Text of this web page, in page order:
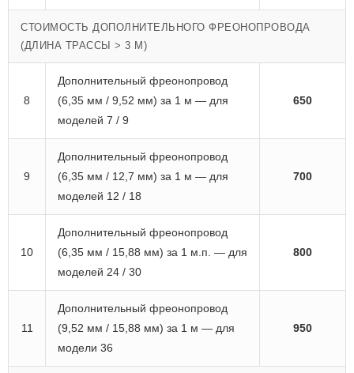
СТОИМОСТЬ ДОПОЛНИТЕЛЬНОГО ФРЕОНОПРОВОДА
(ДЛИНА ТРАССЫ > 3 М)
8
Дополнительный фреонопровод
(6,35 мм / 9,52 мм) за 1 м — для
моделей 7 / 9
650
9
Дополнительный фреонопровод
(6,35 мм / 12,7 мм) за 1 м — для
моделей 12 / 18
700
10
Дополнительный фреонопровод
(6,35 мм / 15,88 мм) за 1 м.п. — для
моделей 24 / 30
800
11
Дополнительный фреонопровод
(9,52 мм / 15,88 мм) за 1 м — для
модели 36
950